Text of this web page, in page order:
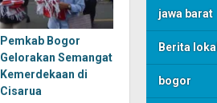
Pemkab Bogor
Gelorakan Semangat
Kemerdekaan di
Cisarua
jawa barat
Berita lokal
bogor